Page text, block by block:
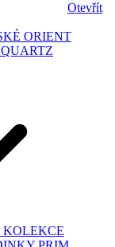
Otevřít
ORIENT